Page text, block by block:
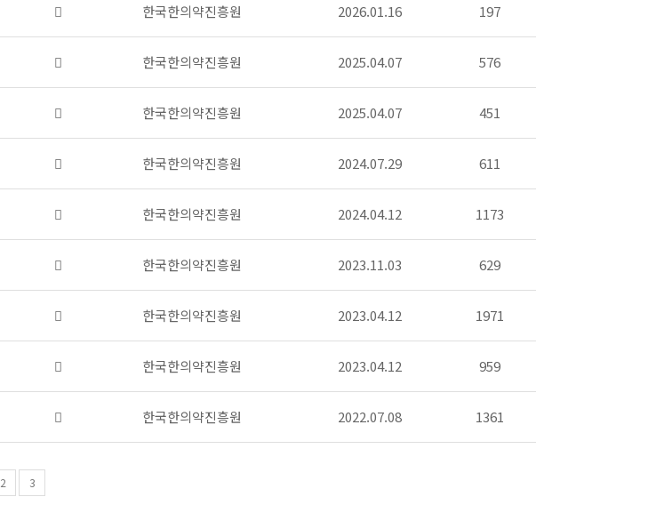
일
있
음
첨
일
있
음
한국한의약진흥원 2026.01.16 197
첨
일
있
음
한국한의약진흥원 2025.04.07 576
첨
일
있
음
한국한의약진흥원 2025.04.07 451
첨
일
있
음
한국한의약진흥원 2024.07.29 611
첨
일
있
음
한국한의약진흥원 2024.04.12 1173
첨
일
있
음
한국한의약진흥원 2023.11.03 629
첨
일
있
음
한국한의약진흥원 2023.04.12 1971
첨
일
있
한국한의약진흥원 2023.04.12 959
첨
한국한의약진흥원 2022.07.08 1361
2 3